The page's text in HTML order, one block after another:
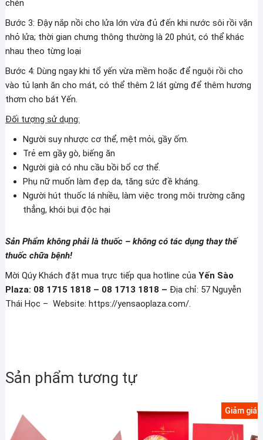
chén
Bước 3: Đậy nắp nồi cho lửa lớn vừa đủ đến khi nước sôi rồi vặn
nhỏ lửa; thời gian chưng thông thường là 20 phút, có thể khác
nhau theo từng loại
Bước 4: Dùng ngay khi tổ yến vừa mềm hoặc để nguội rồi cho
vào tủ lạnh ăn cho mát, có thể thêm 2 lát gừng để thêm hương
thơm cho bát Yến.
Đối tượng sử dụng:
Người suy nhược cơ thể, mệt mỏi, gầy ốm.
Trẻ em gầy gò, biếng ăn
Người già có nhu cầu bồi bổ cơ thể.
Phụ nữ muốn làm đẹp da, tăng sức đề kháng.
Người hút thuốc lá nhiều, làm việc trong môi trường căng
thẳng, khói bụi độc hại
Sản Phẩm không phải là thuốc – không có tác dụng thay thế
thuốc chữa bệnh!
Mời Qúy Khách đặt mua trực tiếp qua hotline của Yến Sào
Plaza: 08 1715 1818 – 08 1713 1818 – Địa chỉ: 57 Nguyễn
Thái Học – Website: https://yensaoplaza.com/.
Sản phẩm tương tự
Giảm giá!